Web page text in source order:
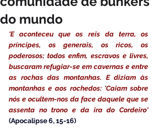
do mundo
'E aconteceu que os reis da terra, os
príncipes, os generais, os ricos, os
poderosos; todos enfim, escravos e livres,
buscaram refugiar-se em cavernas e entre
as rochas das montanhas. E diziam às
montanhas e aos rochedos: 'Caiam sobre
nós e ocultem-nos da face daquele que se
assenta no trono e da ira do Cordeiro'
(Apocalipse 6, 15-16)